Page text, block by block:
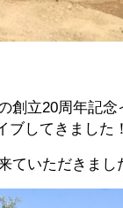
創立20周年記
ブしてきました
ていただきまし